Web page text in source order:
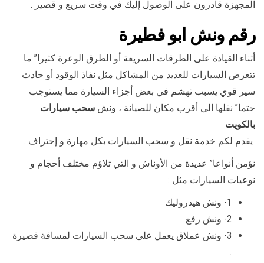
المجهزة قادرون على الوصول إليك في وقت سريع و قصير .
رقمونش ابو فطيرة
أثناء القيادة على الطرقات السريعة أو الطرق الوعرة كثيرا” ما
تتعرض السيارات للعديد من المشاكل مثل نفاذ الوقود أو حادث
سير قوي يسبب تهشم في بعض أجزاء السيارة مما يستوجب
حتما” نقلها الى أقرب مكان للصيانة ، ونش سحب سيارات
بالكويت
يقدم لكم خدمة نقل و سحب السيارات بكل مهارة و إحتراف .
نؤمن أنواعا” عديدة من الأوناش و التي تلاؤم مختلف أحجام و
نوعيات السيارات مثل :
1- ونش هيدروليك
2- ونش رفع
3- ونش عملاق يعمل على سحب السيارات لمسافة قصيرة
.